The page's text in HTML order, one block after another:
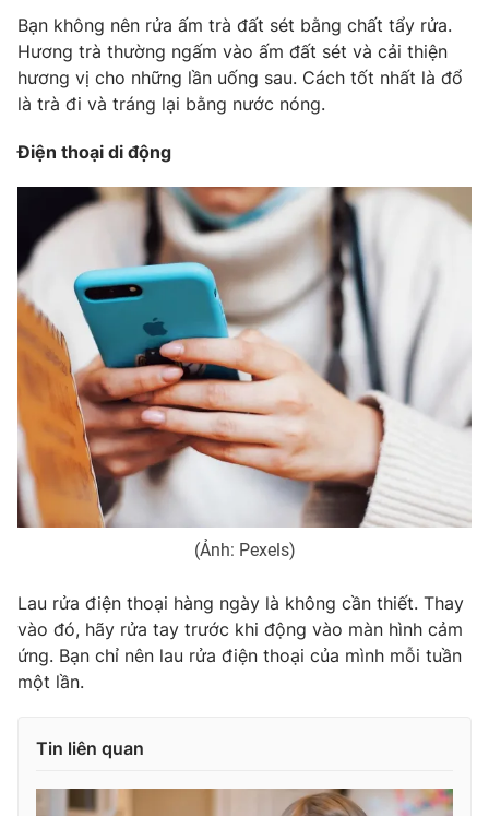
Bạn không nên rửa ấm trà đất sét bằng chất tẩy rửa.
Hương trà thường ngấm vào ấm đất sét và cải thiện
hương vị cho những lần uống sau. Cách tốt nhất là đổ
là trà đi và tráng lại bằng nước nóng.
Điện thoại di động
(Ảnh: Pexels)
Lau rửa điện thoại hàng ngày là không cần thiết. Thay
vào đó, hãy rửa tay trước khi động vào màn hình cảm
ứng. Bạn chỉ nên lau rửa điện thoại của mình mỗi tuần
một lần.
Tin liên quan